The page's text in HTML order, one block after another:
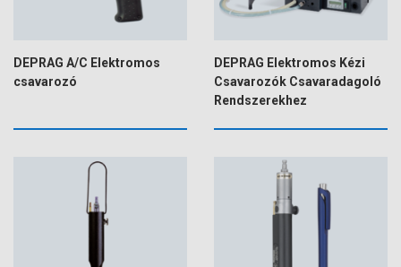
DEPRAG A/C Elektromos
csavarozó
DEPRAG Elektromos Kézi
Csavarozók Csavaradagoló
Rendszerekhez